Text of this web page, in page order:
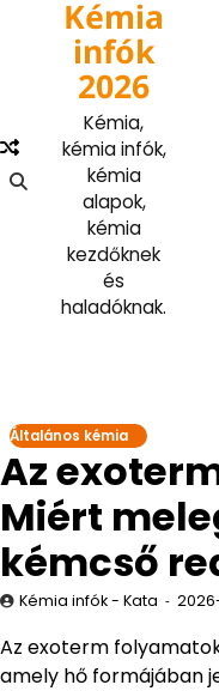
Kémia
infók
2026
Kémia,
kémia infók,
kémia
alapok,
kémia
kezdőknek
és
haladóknak.
Általános kémia
Az
Miért
kémcső
Kémia infók - Kata
Az exoterm
amely hő formájában